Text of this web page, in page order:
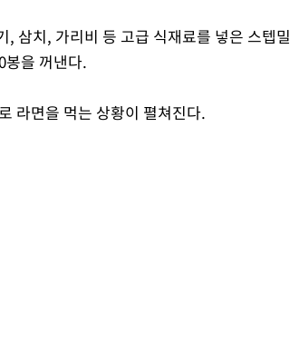
삼치, 가리비 등 고급 식재료를 넣은 스텝밀
봉을 꺼낸다.
라면을 먹는 상황이 펼쳐진다.